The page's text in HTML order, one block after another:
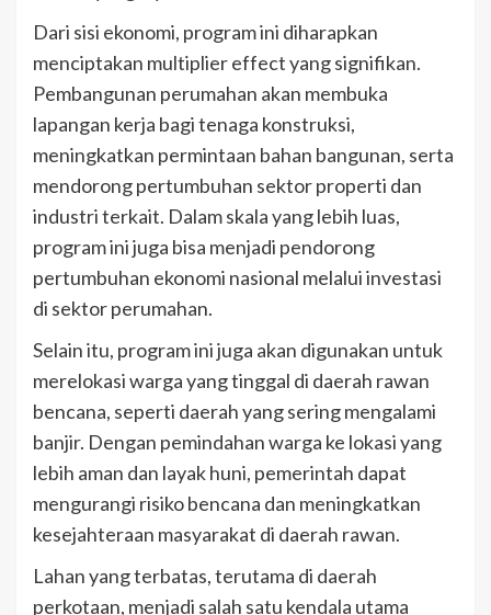
Dari sisi ekonomi, program ini diharapkan
menciptakan multiplier effect yang signifikan.
Pembangunan perumahan akan membuka
lapangan kerja bagi tenaga konstruksi,
meningkatkan permintaan bahan bangunan, serta
mendorong pertumbuhan sektor properti dan
industri terkait. Dalam skala yang lebih luas,
program ini juga bisa menjadi pendorong
pertumbuhan ekonomi nasional melalui investasi
di sektor perumahan.
Selain itu, program ini juga akan digunakan untuk
merelokasi warga yang tinggal di daerah rawan
bencana, seperti daerah yang sering mengalami
banjir. Dengan pemindahan warga ke lokasi yang
lebih aman dan layak huni, pemerintah dapat
mengurangi risiko bencana dan meningkatkan
kesejahteraan masyarakat di daerah rawan.
Lahan yang terbatas, terutama di daerah
perkotaan, menjadi salah satu kendala utama